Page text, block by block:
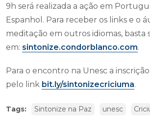
9h será realizada a ação em
Espanhol. Para receber os links e o
meditação em outros idiomas, basta
em: sintonize.condorblanco.com.
Para o encontro na Unesc a
pelo link bit.ly/sintonizecriciuma.
Tags: Sintonize na Paz unesc